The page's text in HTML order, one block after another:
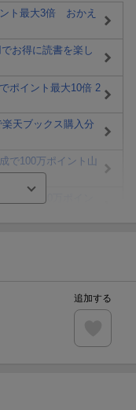
ント最大3倍 おかえ
お得に読書を楽し
ポイント最大10倍 2
楽天ブックス購入分
で100万ポイント山
300円OFFクーポン
切公演ペアチケット
追加する